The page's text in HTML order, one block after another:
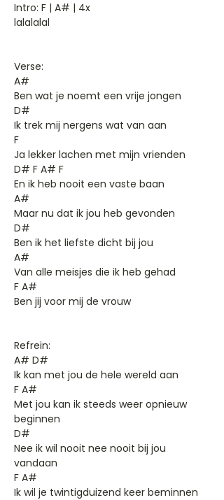
Intro: F | A# | 4x
lalalalal
Verse:
A#
Ben wat je noemt een vrije jongen
D#
Ik trek mij nergens wat van aan
F
Ja lekker lachen met mijn vrienden
D# F A# F
En ik heb nooit een vaste baan
A#
Maar nu dat ik jou heb gevonden
D#
Ben ik het liefste dicht bij jou
A#
Van alle meisjes die ik heb gehad
F A#
Ben jij voor mij de vrouw
Refrein:
A# D#
Ik kan met jou de hele wereld aan
F A#
Met jou kan ik steeds weer opnieuw
beginnen
D#
Nee ik wil nooit nee nooit bij jou
vandaan
F A#
Ik wil je twintigduizend keer beminnen